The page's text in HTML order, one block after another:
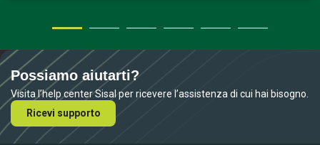
Possiamo aiutarti?
Visita l’help center Sisal per ricevere l’assistenza di cui hai bisogno.
Ricevi supporto